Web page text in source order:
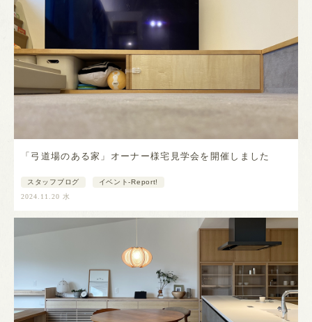
「弓道場のある家」オーナー様宅見学会を開催しました
スタッフブログ
イベント-Report!
2024.11.20 水